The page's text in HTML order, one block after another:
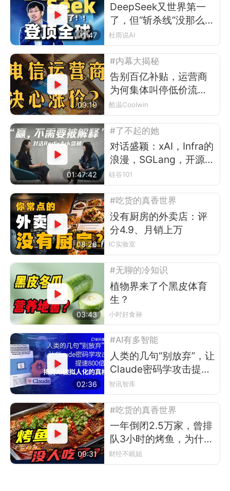
11:47
DeepSeek又世界第一
了，但“斩杀线”没那么简
单
杜雨说AI
09:19
#内幕大揭秘
告别百亿补贴，运营商
为何集体叫停低价流量
卡？
酷温Coolwin
01:47:42
#了不起的她
对话盛颖：xAI，Infra的
浪漫，SGLang，开源，
平权与“甄嬛传”
硅谷101
08:26
#吃货的真香世界
没有厨房的外卖店：评
分4.9、月销上万
IC实验室
03:43
#无聊的冷知识
植物界来了个黑皮体育
生？
小时好食禄
02:36
#AI有多智能
人类的几句“别放弃”，让
Claude密码学攻击提速
800倍？
智讯智库
09:31
#吃货的真香世界
一年倒闭2.5万家，曾排
队3小时的烤鱼，为什么
现在没人吃了？
财经不眠姐